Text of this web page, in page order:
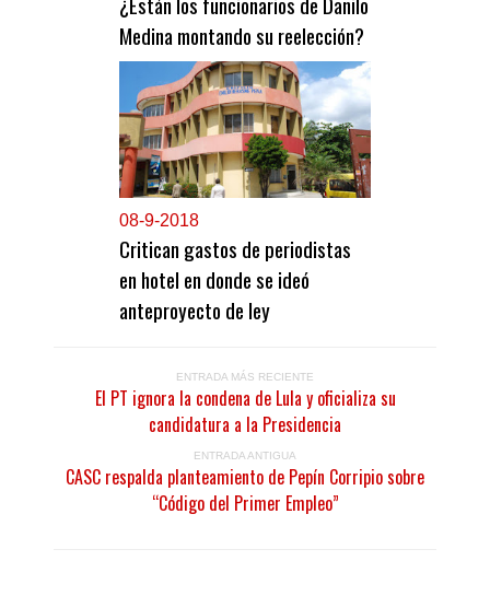
Medina montando su reelección?
08-9-2018
Critican gastos de periodistas
en hotel en donde se ideó
anteproyecto de ley
ENTRADA MÁS RECIENTE
El PT ignora la condena de Lula y oficializa su
candidatura a la Presidencia
ENTRADA ANTIGUA
CASC respalda planteamiento de Pepín Corripio sobre
“Código del Primer Empleo”